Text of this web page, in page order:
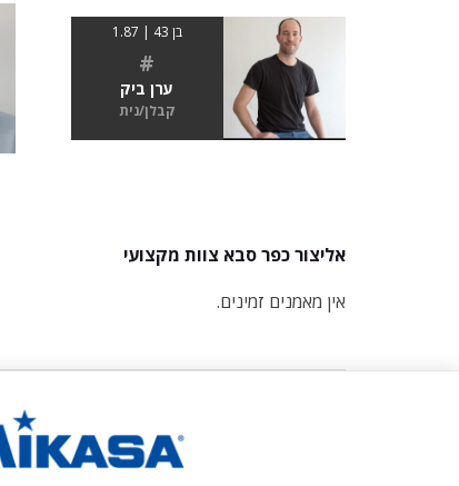
בן 43 | 1.87
#
ערן ביק
קבלן/נית
אליצור כפר סבא צוות מקצועי
אין מאמנים זמינים.